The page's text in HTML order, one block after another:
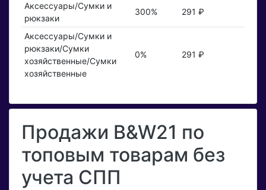
Аксессуары/Сумки и
рюкзаки
300% 291 ₽
Аксессуары/Сумки и
рюкзаки/Сумки
хозяйственные/Сумки
хозяйственные
0% 291 ₽
Продажи B&W21 по
топовым товарам без
учета СПП